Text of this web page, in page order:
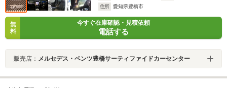
住所
愛知県豊橋市
無
料
今すぐ在庫確認・見積依頼
電話する
販売店： メルセデス・ベンツ豊橋サーティファイドカーセンター